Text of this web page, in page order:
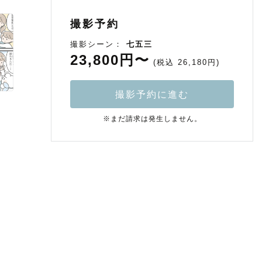
撮影予約
撮影シーン：七五三
23,800円〜 (税込 26,180円)
撮影予約に進む
※まだ請求は発生しません。